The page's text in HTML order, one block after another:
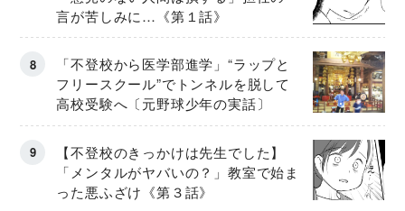
言が苦しみに…《第１話》
「不登校から医学部進学」“ラップと
フリースクール”でトンネルを脱して
高校受験へ〔元野球少年の実話〕
【不登校のきっかけは先生でした】
「メンタルがヤバいの？」教室で始ま
った悪ふざけ《第３話》